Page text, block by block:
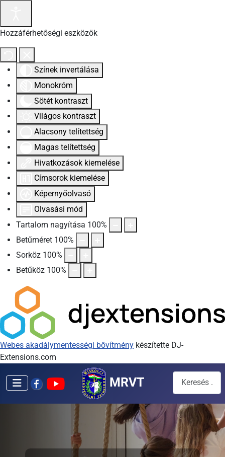
Hozzáférhetőségi eszközök
Színek invertálása
Monokróm
Sötét kontraszt
Világos kontraszt
Alacsony telítettség
Magas telítettség
Hivatkozások kiemelése
Címsorok kiemelése
Képernyőolvasó
Olvasási mód
Tartalom nagyítása 100%
Betűméret 100%
Sorköz 100%
Betűköz 100%
Webes akadálymentességi bővítmény készítette DJ-
Extensions.com
MRVT Keresés...